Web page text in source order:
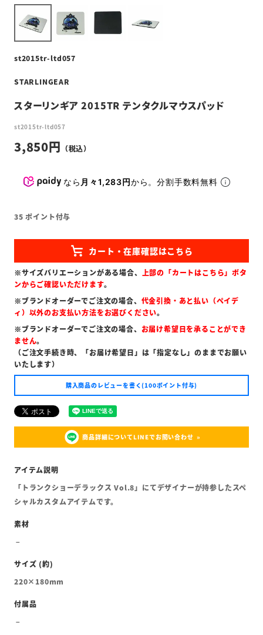
st2015tr-ltd057
STARLINGEAR
スターリンギア 2015TR テンタクルマウスパッド
st2015tr-ltd057
3,850
なら 月々1,283円から。分割手数料無料
35 ポイント付与
※サイズバリエーションがある場合、 上部の「カートはこちら」ボタ
ンからご確認いただけます。
※ブランドオーダーでご注文の場合、 代金引換・あと払い（ペイデ
ィ）以外のお支払い方法をお選びください。
※ブランドオーダーでご注文の場合、 お届け希望日を承ることができ
ません。
（ご注文手続き時、「お届け希望日」は「指定なし」のままでお願い
いたします）
購入商品のレビューを書く(100ポイント付与)
商品詳細についてLINEでお問い合わせ
「トランクショーデラックス Vol.8」にてデザイナーが持参したスペ
シャルカスタムアイテムです。
220×180mm